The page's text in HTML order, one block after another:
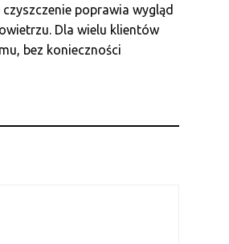
poprawia wygląd
Dla wielu klientów
bez konieczności